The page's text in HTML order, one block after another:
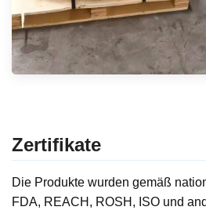
Zertifikate
Die Produkte wurden gemäß
FDA, REACH, ROSH, ISO und